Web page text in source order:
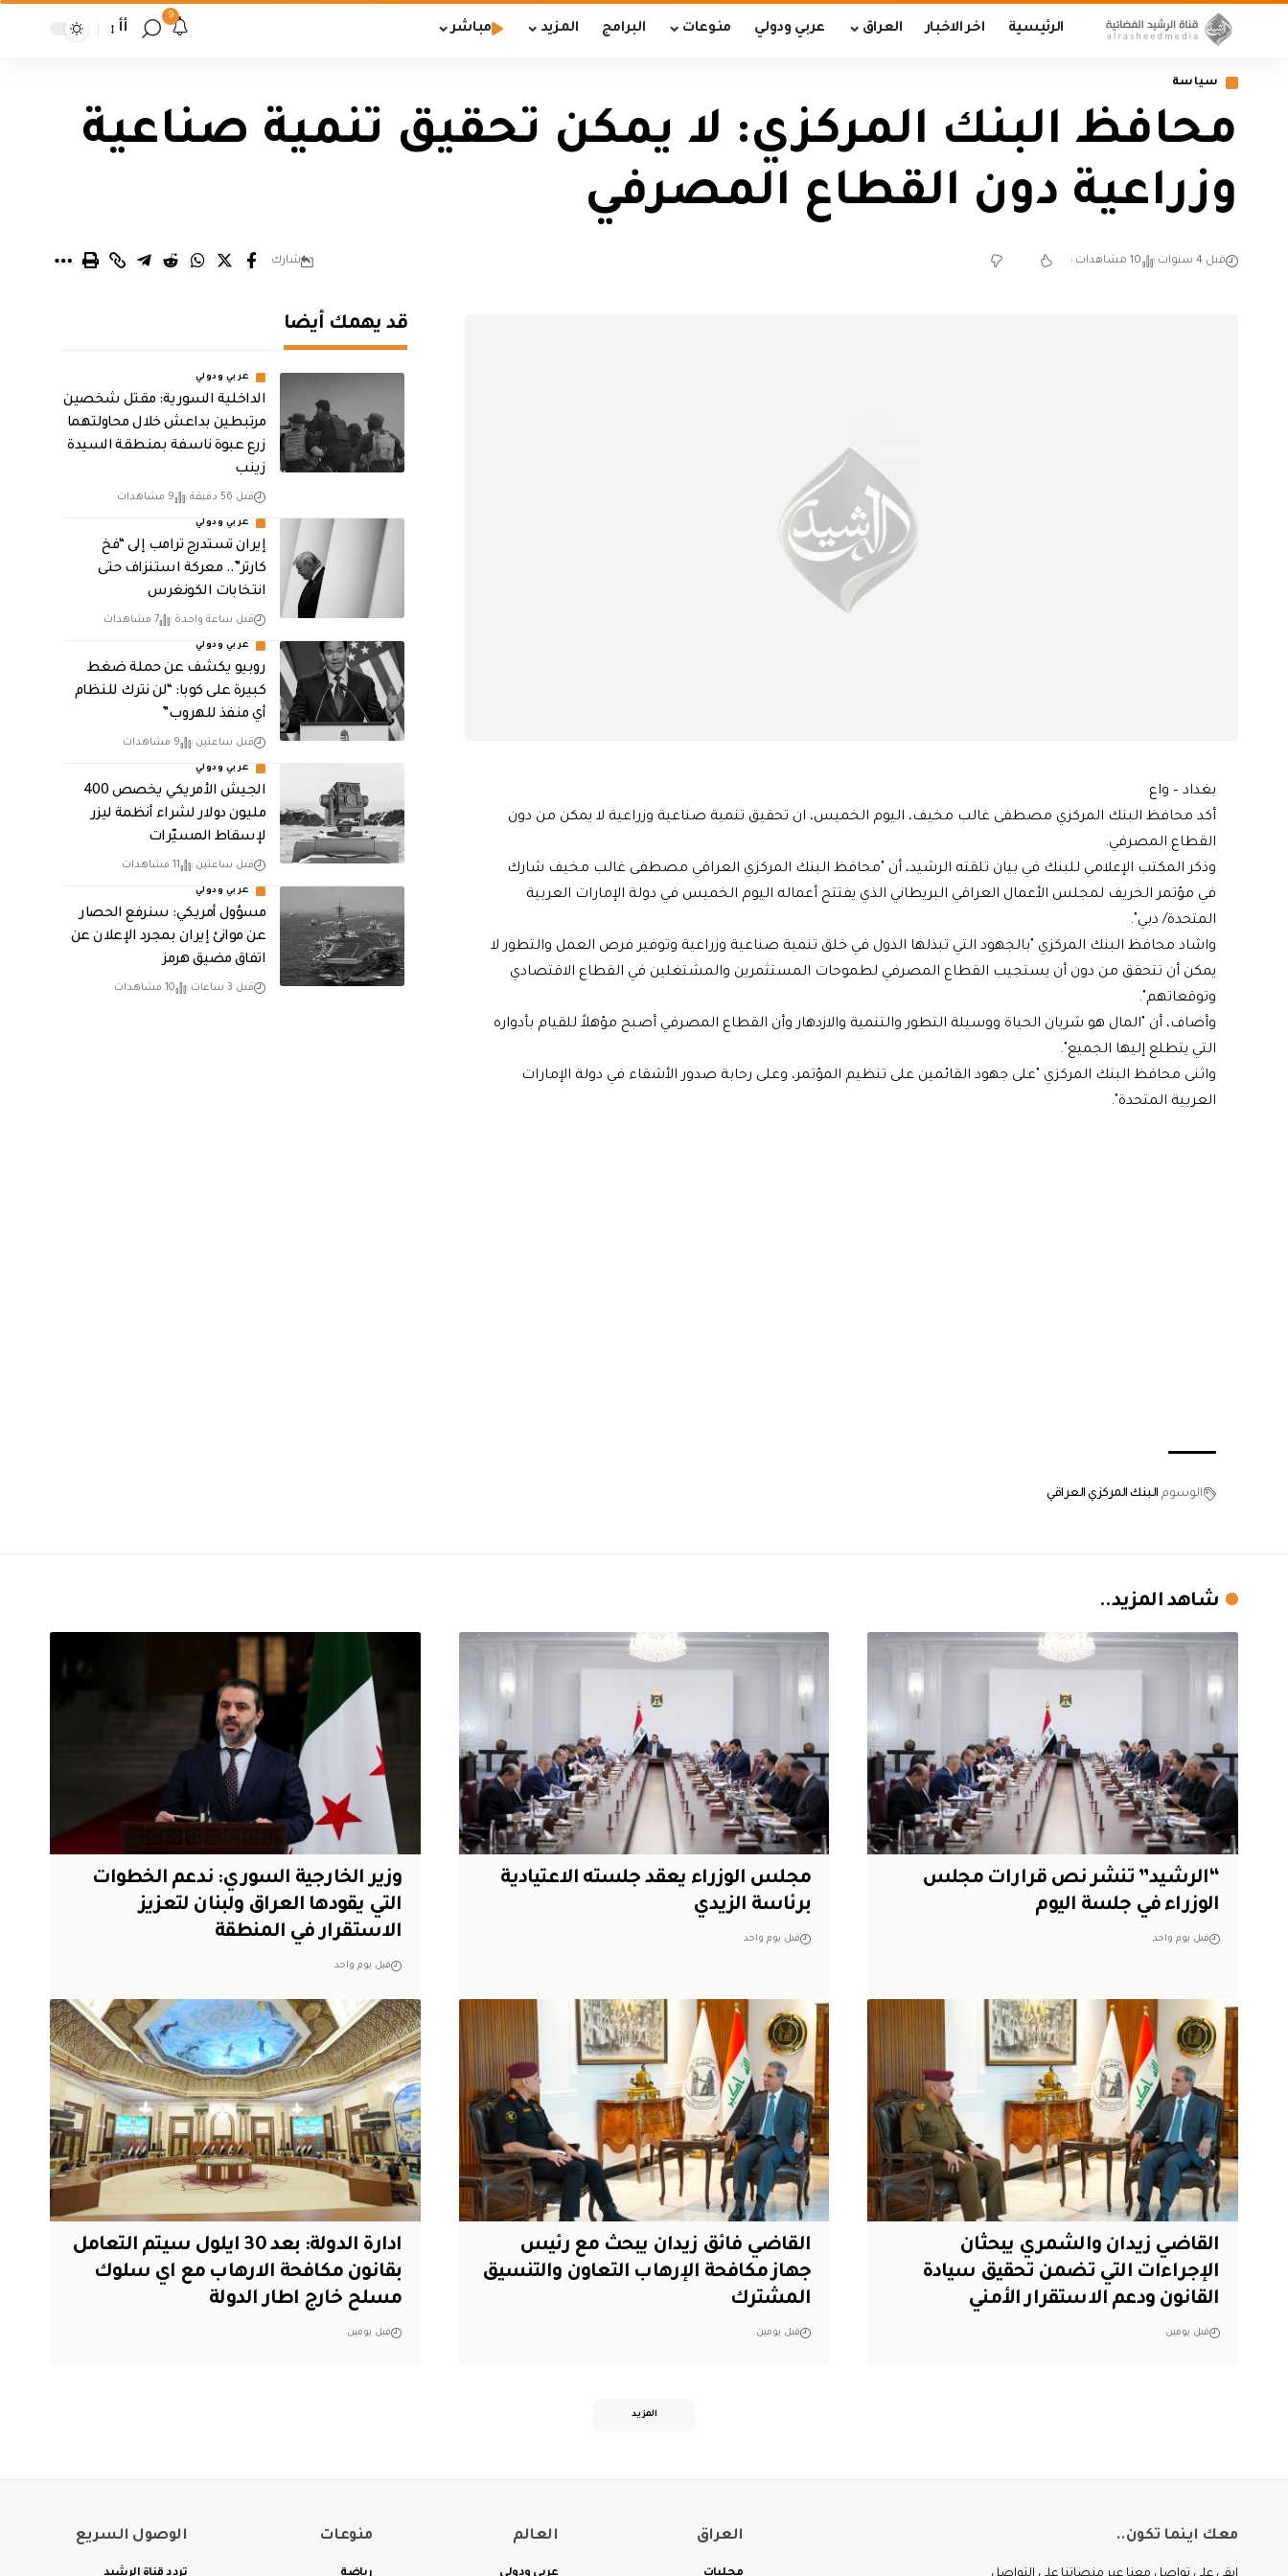
الرئيسية اخر الاخبار العراق عربي ودولي منوعات البرامج المزيد مباشر
9
أأ
سياسة
محافظ البنك المركزي: لا يمكن تحقيق تنمية صناعية
وزراعية دون القطاع المصرفي
قبل 4 سنوات 10 مشاهدات شارك
بغداد – واع
أكد محافظ البنك المركزي مصطفى غالب مخيف، اليوم الخميس، ان تحقيق تنمية صناعية وزراعية لا يمكن من دون
القطاع المصرفي.
وذكر المكتب الإعلامي للبنك في بيان تلقته الرشيد، أن "محافظ البنك المركزي العراقي مصطفى غالب مخيف شارك
في مؤتمر الخريف لمجلس الأعمال العراقي البريطاني الذي يفتتح أعماله اليوم الخميس في دولة الإمارات العربية
المتحدة/ دبي".
واشاد محافظ البنك المركزي "بالجهود التي تبذلها الدول في خلق تنمية صناعية وزراعية وتوفير فرص العمل والتطور لا
يمكن أن تتحقق من دون أن يستجيب القطاع المصرفي لطموحات المستثمرين والمشتغلين في القطاع الاقتصادي
وتوقعاتهم".
وأضاف، أن "المال هو شريان الحياة ووسيلة التطور والتنمية والازدهار وأن القطاع المصرفي أصبح مؤهلاً للقيام بأدواره
التي يتطلع إليها الجميع".
واثنى محافظ البنك المركزي "على جهود القائمين على تنظيم المؤتمر، وعلى رحابة صدور الأشقاء في دولة الإمارات
العربية المتحدة".
الوسوم البنك المركزي العراقي
قد يهمك أيضا
عربي ودولي
الداخلية السورية: مقتل شخصين
مرتبطين بداعش خلال محاولتهما
زرع عبوة ناسفة بمنطقة السيدة
زينب
قبل 56 دقيقة 9 مشاهدات
عربي ودولي
إيران تستدرج ترامب إلى “فخ
كارتر”.. معركة استنزاف حتى
انتخابات الكونغرس
قبل ساعة واحدة 7 مشاهدات
عربي ودولي
روبيو يكشف عن حملة ضغط
كبيرة على كوبا: “لن نترك للنظام
أي منفذ للهروب”
قبل ساعتين 9 مشاهدات
عربي ودولي
الجيش الأمريكي يخصص 400
مليون دولار لشراء أنظمة ليزر
لإسقاط المسيّرات
قبل ساعتين 11 مشاهدات
عربي ودولي
مسؤول أمريكي: سنرفع الحصار
عن موانئ إيران بمجرد الإعلان عن
اتفاق مضيق هرمز
قبل 3 ساعات 10 مشاهدات
شاهد المزيد..
“الرشيد” تنشر نص قرارات مجلس
الوزراء في جلسة اليوم
قبل يوم واحد
مجلس الوزراء يعقد جلسته الاعتيادية
برئاسة الزيدي
قبل يوم واحد
وزير الخارجية السوري: ندعم الخطوات
التي يقودها العراق ولبنان لتعزيز
الاستقرار في المنطقة
قبل يوم واحد
القاضي زيدان والشمري يبحثان
الإجراءات التي تضمن تحقيق سيادة
القانون ودعم الاستقرار الأمني
قبل يومين
القاضي فائق زيدان يبحث مع رئيس
جهاز مكافحة الإرهاب التعاون والتنسيق
المشترك
قبل يومين
ادارة الدولة: بعد 30 ايلول سيتم التعامل
بقانون مكافحة الارهاب مع اي سلوك
مسلح خارج اطار الدولة
قبل يومين
المزيد
معك اينما تكون.. العراق العالم منوعات الوصول السريع